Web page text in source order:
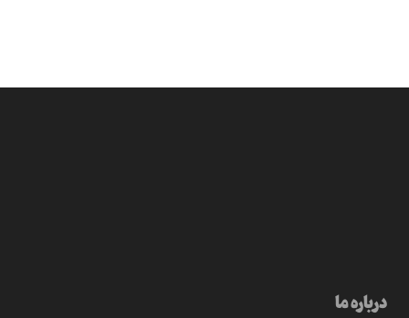
درباره ما